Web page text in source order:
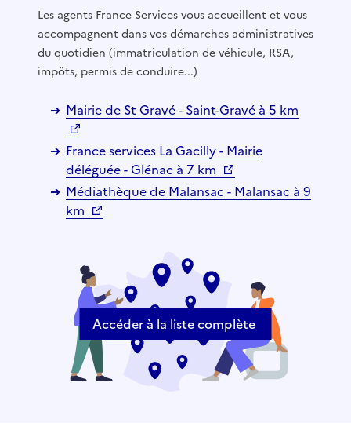
Les agents France Services vous accueillent et vous
accompagnent dans vos démarches administratives
du quotidien (immatriculation de véhicule, RSA,
impôts, permis de conduire...)
Mairie de St Gravé - Saint-Gravé à 5 km
France services La Gacilly - Mairie
déléguée - Glénac à 7 km
Médiathèque de Malansac - Malansac à 9
km
Accéder à la liste complète